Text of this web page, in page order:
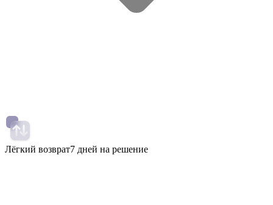
Лёгкий возврат7 дней на решение